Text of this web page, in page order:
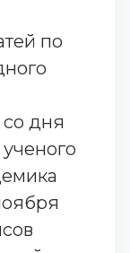
по
дня